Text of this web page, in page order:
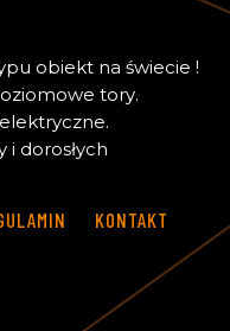
pu obiekt na świecie !
oziomowe tory.
elektryczne.
i dorosłych
KONTAKT